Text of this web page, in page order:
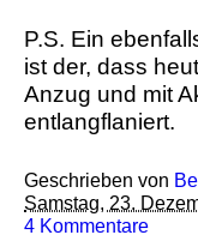
P.S. Ein
ist der, dass
Anzug und mit
entlangflaniert.
Geschrieben von
Samstag, 23.
4 Kommentare